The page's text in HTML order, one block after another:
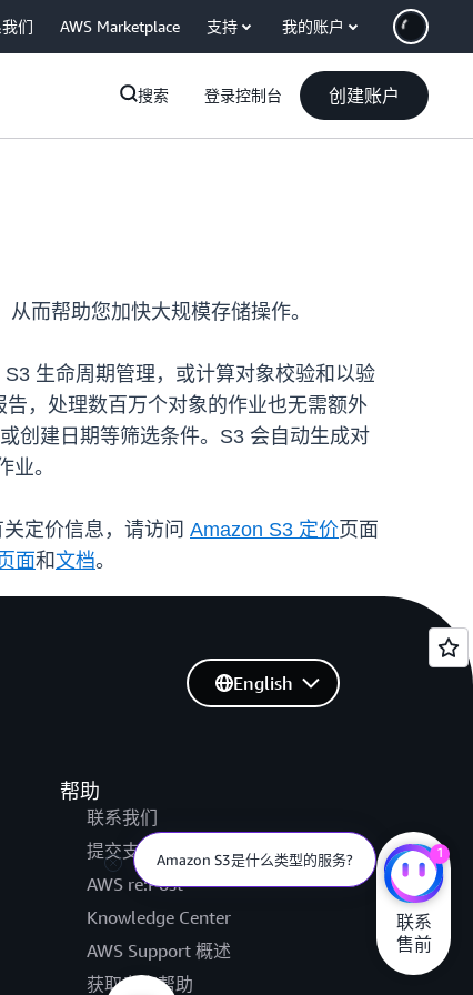
们 AWS Marketplace 支持 我的账户
搜索 登录控制台 创建账户
而帮助您加快大规模存储操作。
生命周期管理，或计算对象校验和以验
，处理数百万个对象的作业也无需额外
创建日期等筛选条件。S3 会自动生成对
。
定价信息，请访问 Amazon S3 定价页面
面和文档。
帮助
联系我们
提交支持工单
AWS re:Post
Knowledge Center
AWS Support 概述
获取专家帮助
English
Amazon S3是什么类型的服务? 1
联系
售前